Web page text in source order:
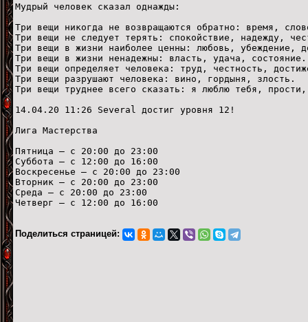
Мудрый человек сказал однажды:
Три вещи никогда не возвращаются обратно: время,
Три вещи не следует терять: спокойствие, надежду,
Три вещи в жизни наиболее ценны: любовь, убеждение,
Три вещи в жизни ненадежны: власть, удача, состояние.
Три вещи определяет человека: труд, честность,
Три вещи разрушают человека: вино, гордыня, злость.
Три вещи труднее всего сказать: я люблю тебя,
14.04.20 11:26 Several достиг уровня 12!
Лига Мастерства
Пятница — с 20:00 до 23:00
Суббота — с 12:00 до 16:00
Воскресенье — с 20:00 до 23:00
Вторник — с 20:00 до 23:00
Среда — с 20:00 до 23:00
Четверг — с 12:00 до 16:00
Поделиться страницей: